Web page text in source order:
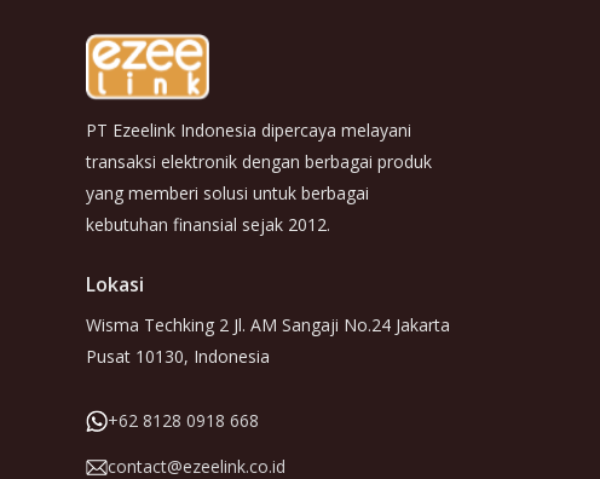
PT Ezeelink Indonesia dipercaya melayani
transaksi elektronik dengan berbagai produk
yang memberi solusi untuk berbagai
kebutuhan finansial sejak 2012.
Lokasi
Wisma Techking 2 Jl. AM Sangaji No.24 Jakarta
Pusat 10130, Indonesia
+62 8128 0918 668
contact@ezeelink.co.id